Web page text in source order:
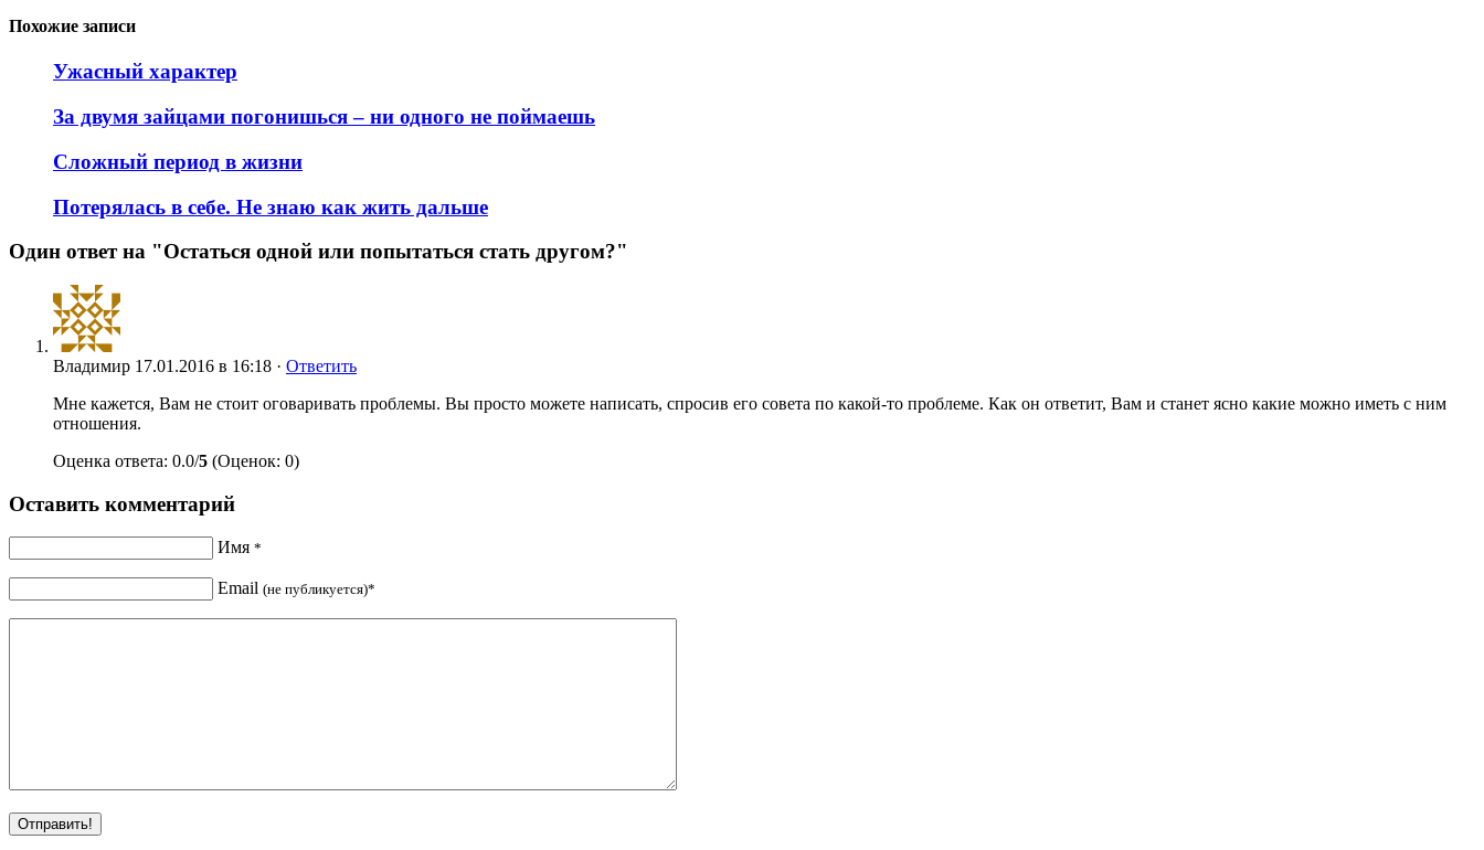
Похожие записи
Ужасный характер
За двумя зайцами погонишься – ни одного не поймаешь
Сложный период в жизни
Потерялась в себе. Не знаю как жить дальше
Один ответ на "Остаться одной или попытаться стать другом?"
Владимир 17.01.2016 в 16:18 · Ответить
Мне кажется, Вам не стоит оговаривать проблемы. Вы просто можете написать, спросив его совета по какой-то проблеме. Как он ответит, Вам и станет ясно какие можно иметь с ним
отношения.
Оценка ответа: 0.0/5 (Оценок: 0)
Оставить комментарий
Имя *
Email (не публикуется)*